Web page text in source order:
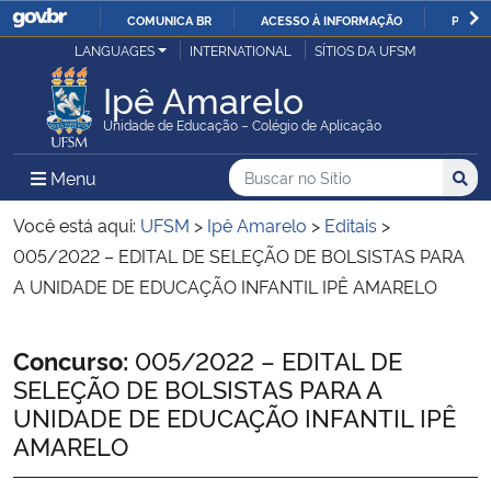
IR
O
COMUNICA BR ACESSO À INFORMAÇÃO
Ministério da Justiça e Segurança Pública
Ministério da Defesa
Ministério das Relações Exteriores
Ministério da Economia
Ministério da Agricultura, Pecuária e Abastecimento
Ministério da Educação
LANGUAGES INTERNATIONAL SÍTIOS DA UFSM
Ipê Amarelo
Unidade de Educação – Colégio de Aplicação
Menu Menu Principal do Sítio
Busca
Buscar no no Sítio
Busca:
Você está aqui: UFSM > Ipê Amarelo > Editais >
005/2022 – EDITAL DE SELEÇÃO DE BOLSISTAS PARA
A UNIDADE DE EDUCAÇÃO INFANTIL IPÊ AMARELO
Início do conteúdo
Concurso: 005/2022 – EDITAL DE
SELEÇÃO DE BOLSISTAS PARA A
UNIDADE DE EDUCAÇÃO INFANTIL IPÊ
AMARELO